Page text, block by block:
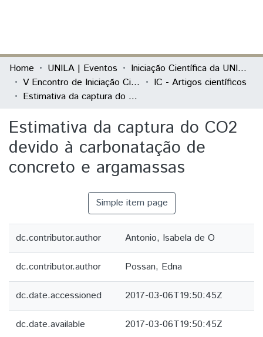
Communities & Collections
All of DSpace
Home UNILA | Eventos
Iniciação Científica da UNILA (IC)
V Encontro de Iniciação Científica e I Encontro Anual de Iniciação ao Desenvolvimento Tecnológico e Inovação
IC - Artigos científicos
Estimativa da captura do CO2 devido à carbonatação de concreto e argamassas
Estimativa da captura do CO2
devido à carbonatação de
concreto e argamassas
Simple item page
dc.contributor.author Antonio, Isabela de O
dc.contributor.author Possan, Edna
dc.date.accessioned 2017-03-06T19:50:45Z
dc.date.available 2017-03-06T19:50:45Z